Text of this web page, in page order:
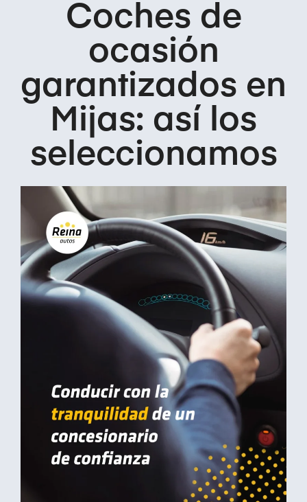
Coches de
ocasión
garantizados en
Mijas: así los
seleccionamos